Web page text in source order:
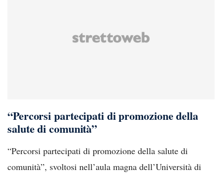
“Percorsi partecipati di promozione della
salute di comunità”
“Percorsi partecipati di promozione della salute di
comunità”, svoltosi nell’aula magna dell’Università di